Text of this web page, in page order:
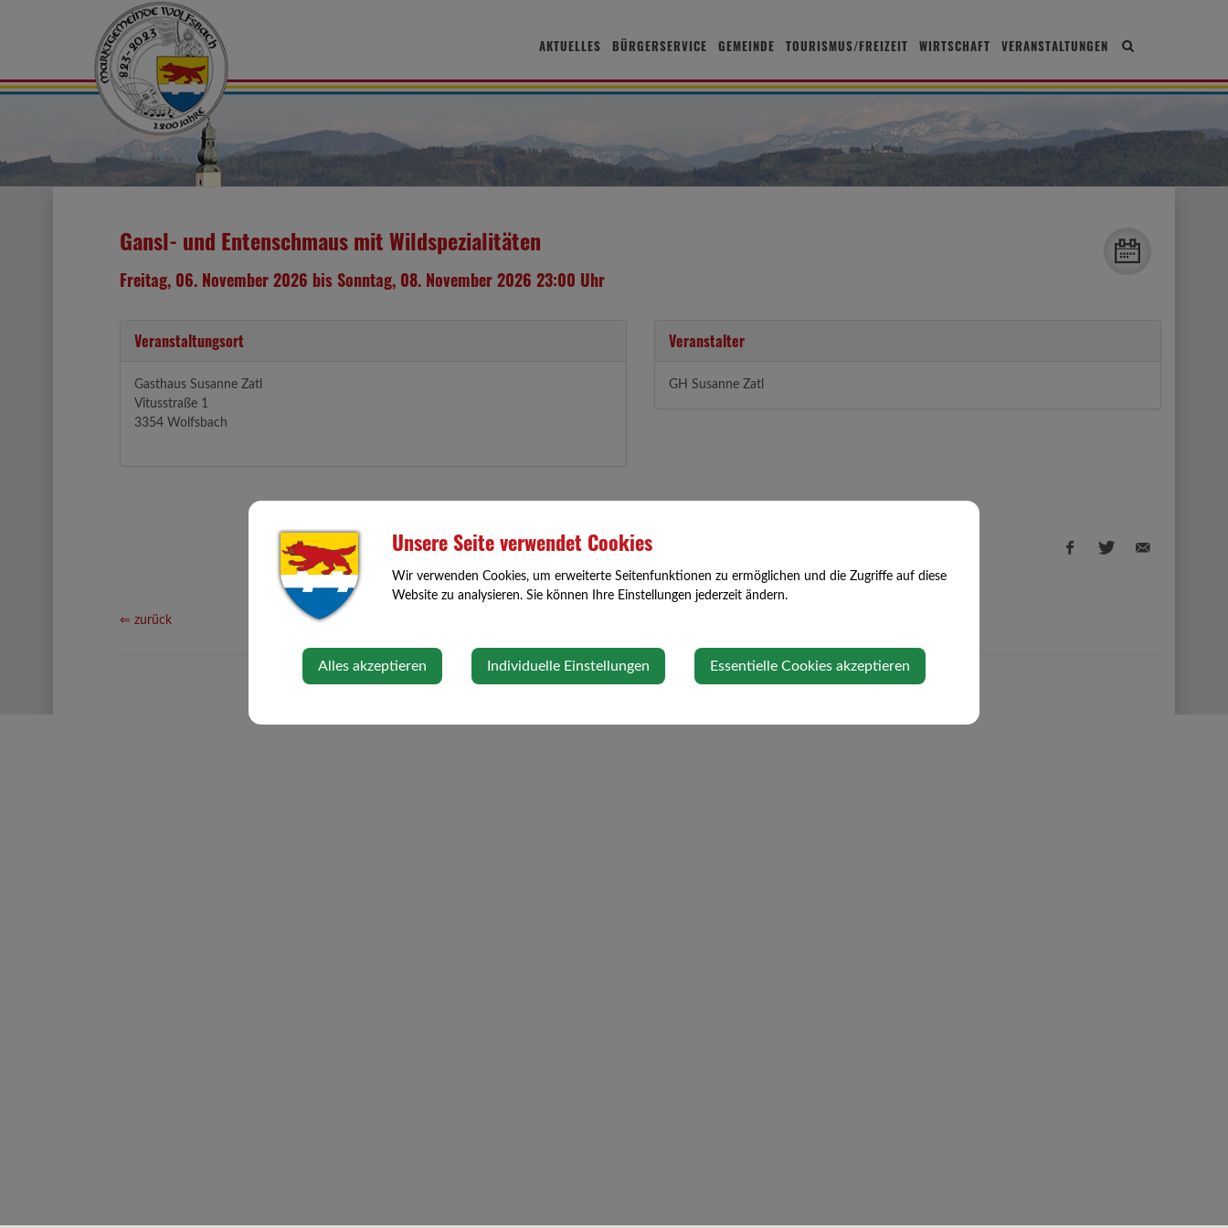
Site
toggle
AKTUELLES BÜRGERSERVICE GEMEINDE TOURISMUS/FREIZEIT WIRTSCHAFT VERANSTALTUNGEN
Gansl- und Entenschmaus mit Wildspezialitäten
Freitag, 06. November 2026 bis Sonntag, 08. November 2026 23:00 Uhr
Veranstaltungsort
Gasthaus Susanne Zatl
Vitusstraße 1
3354 Wolfsbach
Veranstalter
GH Susanne Zatl
⇐ zurück
Unsere Seite verwendet Cookies
Wir verwenden Cookies, um erweiterte Seitenfunktionen zu ermöglichen und die Zugriffe auf diese
Website zu analysieren. Sie können Ihre Einstellungen jederzeit ändern.
Alles akzeptieren Individuelle Einstellungen Essentielle Cookies akzeptieren